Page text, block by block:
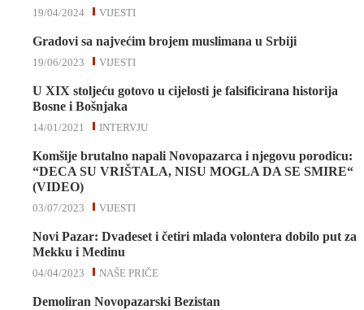
VIJESTI
19/04/2024
Gradovi sa najvećim brojem muslimana u Srbiji
VIJESTI
19/06/2023
U XIX stoljeću gotovo u cijelosti je falsificirana historija
Bosne i Bošnjaka
INTERVJU
14/01/2021
Komšije brutalno napali Novopazarca i njegovu porodicu:
“DECA SU VRIŠTALA, NISU MOGLA DA SE SMIRE“
(VIDEO)
VIJESTI
03/07/2023
Novi Pazar: Dvadeset i četiri mlada volontera dobilo put za
Mekku i Medinu
NAŠE PRIČE
04/04/2023
Demoliran Novopazarski Bezistan